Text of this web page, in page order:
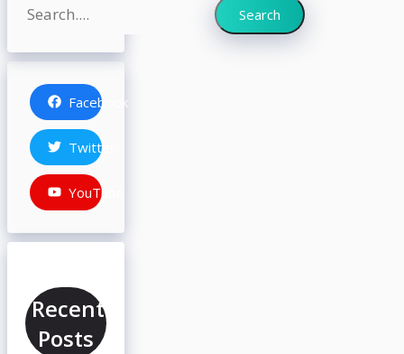
Search
Facebook
Twitter
YouTube
Recent
Posts